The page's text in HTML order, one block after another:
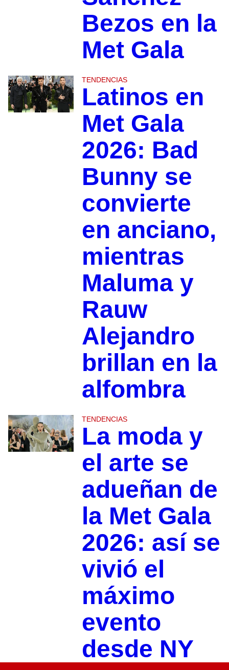
Bezos en la
Met Gala
TENDENCIAS
Latinos en
Met Gala
2026: Bad
Bunny se
convierte
en anciano,
mientras
Maluma y
Rauw
Alejandro
brillan en la
alfombra
TENDENCIAS
La moda y
el arte se
adueñan de
la Met Gala
2026: así se
vivió el
máximo
evento
desde NY